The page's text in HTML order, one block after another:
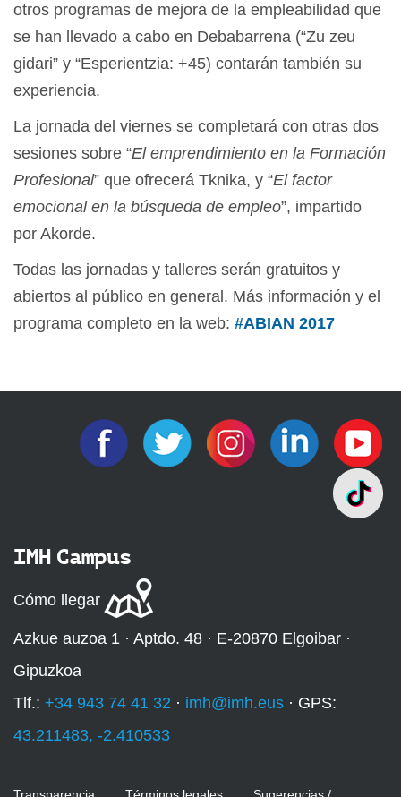
otros programas de mejora de la empleabilidad que
se han llevado a cabo en Debabarrena (“Zu zeu
gidari” y “Esperientzia: +45) contarán también su
experiencia.
La jornada del viernes se completará con otras dos
sesiones sobre “El emprendimiento en la Formación
Profesional” que ofrecerá Tknika, y “El factor
emocional en la búsqueda de empleo”, impartido
por Akorde.
Todas las jornadas y talleres serán gratuitos y
abiertos al público en general. Más información y el
programa completo en la web: #ABIAN 2017
IMH Campus
Cómo llegar
Azkue auzoa 1 · Aptdo. 48 · E-20870 Elgoibar ·
Gipuzkoa
Tlf.: +34 943 74 41 32 · imh@imh.eus · GPS:
43.211483, -2.410533